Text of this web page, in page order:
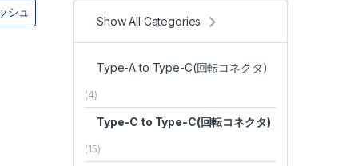
シュ
Show All Categories
Type-A to Type-C(回転コネクタ)
(4)
Type-C to Type-C(回転コネクタ)
(15)